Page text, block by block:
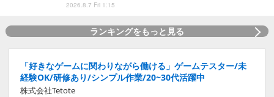
2026.8.7 Fri 1:15
ランキングをもっと見る
「好きなゲームに関わりながら働ける」ゲームテスター/未
経験OK/研修あり/シンプル作業/20~30代活躍中
株式会社Tetote